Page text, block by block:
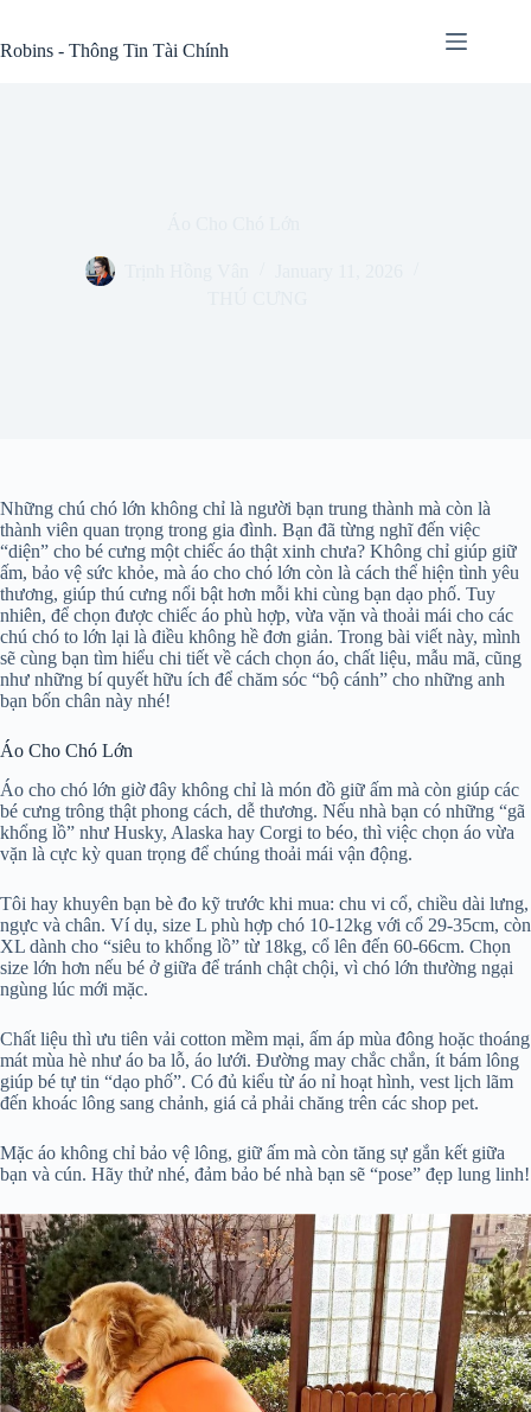
content
Robins - Thông Tin Tài Chính
Những chú chó lớn không chỉ là người bạn trung thành mà còn là
thành viên quan trọng trong gia đình. Bạn đã từng nghĩ đến việc
“diện” cho bé cưng một chiếc áo thật xinh chưa? Không chỉ giúp giữ
ấm, bảo vệ sức khỏe, mà áo cho chó lớn còn là cách thể hiện tình yêu
thương, giúp thú cưng nổi bật hơn mỗi khi cùng bạn dạo phố. Tuy
nhiên, để chọn được chiếc áo phù hợp, vừa vặn và thoải mái cho các
chú chó to lớn lại là điều không hề đơn giản. Trong bài viết này, mình
sẽ cùng bạn tìm hiểu chi tiết về cách chọn áo, chất liệu, mẫu mã, cũng
như những bí quyết hữu ích để chăm sóc “bộ cánh” cho những anh
bạn bốn chân này nhé!
Áo Cho Chó Lớn
Áo cho chó lớn giờ đây không chỉ là món đồ giữ ấm mà còn giúp các
bé cưng trông thật phong cách, dễ thương. Nếu nhà bạn có những “gã
khổng lồ” như Husky, Alaska hay Corgi to béo, thì việc chọn áo vừa
vặn là cực kỳ quan trọng để chúng thoải mái vận động.
Tôi hay khuyên bạn bè đo kỹ trước khi mua: chu vi cổ, chiều dài lưng,
ngực và chân. Ví dụ, size L phù hợp chó 10-12kg với cổ 29-35cm, còn
XL dành cho “siêu to khổng lồ” từ 18kg, cổ lên đến 60-66cm. Chọn
size lớn hơn nếu bé ở giữa để tránh chật chội, vì chó lớn thường ngại
ngùng lúc mới mặc.
Chất liệu thì ưu tiên vải cotton mềm mại, ấm áp mùa đông hoặc thoáng
mát mùa hè như áo ba lỗ, áo lưới. Đường may chắc chắn, ít bám lông
giúp bé tự tin “dạo phố”. Có đủ kiểu từ áo nỉ hoạt hình, vest lịch lãm
đến khoác lông sang chảnh, giá cả phải chăng trên các shop pet.
Mặc áo không chỉ bảo vệ lông, giữ ấm mà còn tăng sự gắn kết giữa
bạn và cún. Hãy thử nhé, đảm bảo bé nhà bạn sẽ “pose” đẹp lung linh!